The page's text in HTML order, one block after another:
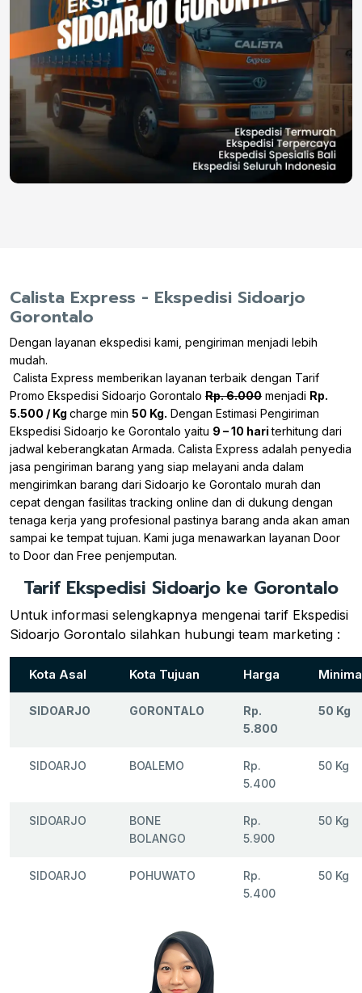
Calista Express - Ekspedisi Sidoarjo
Gorontalo
Dengan layanan ekspedisi kami, pengiriman menjadi lebih
mudah.
Calista Express memberikan layanan terbaik dengan Tarif
Promo Ekspedisi Sidoarjo Gorontalo Rp. 6.000 menjadi Rp.
5.500 / Kg charge min 50 Kg. Dengan Estimasi Pengiriman
Ekspedisi Sidoarjo ke Gorontalo yaitu 9 – 10 hariterhitung dari
jadwal keberangkatan Armada. Calista Express adalah penyedia
jasa pengiriman barang yang siap melayani anda dalam
mengirimkan barang dari Sidoarjo ke Gorontalo murah dan
cepat dengan fasilitas tracking online dan di dukung dengan
tenaga kerja yang profesional pastinya barang anda akan aman
sampai ke tempat tujuan. Kami juga menawarkan layanan Door
to Door dan Free penjemputan.
Tarif Ekspedisi Sidoarjo ke Gorontalo
Untuk informasi selengkapnya mengenai tarif Ekspedisi
Sidoarjo Gorontalo silahkan hubungi team marketing :
Kota Asal Kota Tujuan Harga
SIDOARJO GORONTALO
Rp.
5.800
50 Kg
SIDOARJO BOALEMO
Rp.
5.400
50 Kg
SIDOARJO
BONE
BOLANGO
Rp.
5.900
50 Kg
SIDOARJO POHUWATO
Rp.
5.400
50 Kg